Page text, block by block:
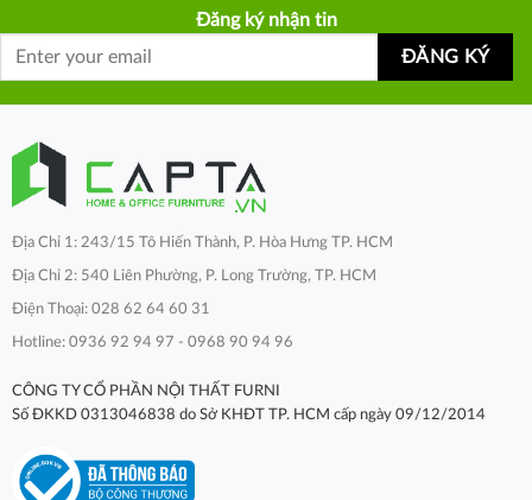
Đăng ký nhận tin
Địa Chỉ 1: 243/15 Tô Hiến Thành, P. Hòa Hưng TP. HCM
Địa Chỉ 2: 540 Liên Phường, P. Long Trường, TP. HCM
Điện Thoại: 028 62 64 60 31
Hotline: 0936 92 94 97 - 0968 90 94 96
CÔNG TY CỔ PHẦN NỘI THẤT FURNI
Số ĐKKD 0313046838 do Sở KHĐT TP. HCM cấp ngày 09/12/2014